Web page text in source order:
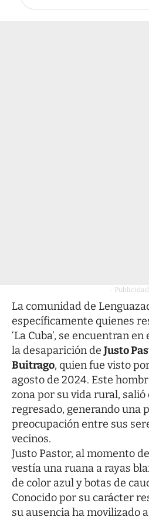
-
La comunidad de
específicamente quienes
‘La Cuba’, se encuentran
la desaparición de Justo
Buitrago, quien fue visto
agosto de 2024. Este
zona por su vida rural, salió
regresado, generando una
preocupación entre sus
vecinos.
Justo Pastor, al momento
vestía una ruana a rayas
de color azul y botas de
Conocido por su carácter
su ausencia ha movilizado